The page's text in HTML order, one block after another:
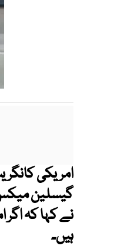
امریکی
گیسلین میکس
نے کہا کہ اگر
ہیں۔